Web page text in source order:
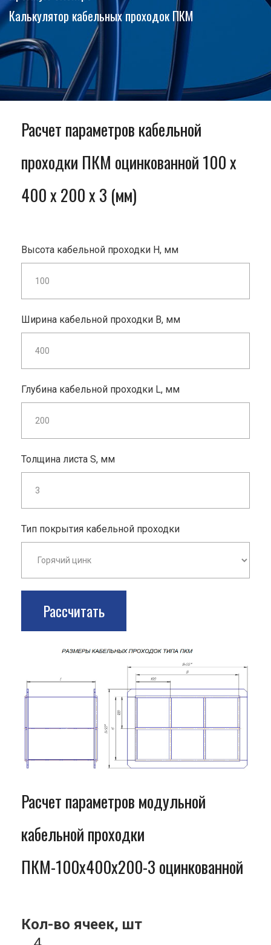
Калькулятор кабельных проходок ПКМ
Расчет параметров кабельной
проходки ПКМ оцинкованной 100 x
400 x 200 x 3 (мм)
Высота кабельной проходки H, мм
Ширина кабельной проходки B, мм
Глубина кабельной проходки L, мм
Толщина листа S, мм
Тип покрытия кабельной проходки
Рассчитать
Расчет параметров модульной
кабельной проходки
ПКМ-100x400x200-3 оцинкованной
Кол-во ячеек, шт